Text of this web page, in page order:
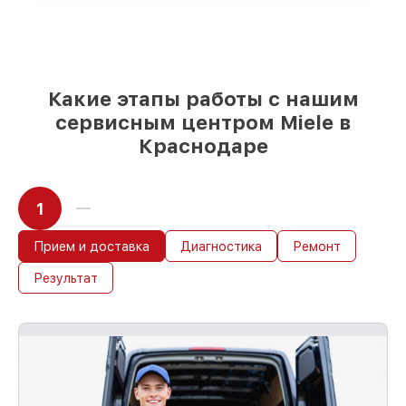
Какие этапы работы с нашим
сервисным центром Miele в
Краснодаре
1
Прием и доставка Диагностика Ремонт
Результат